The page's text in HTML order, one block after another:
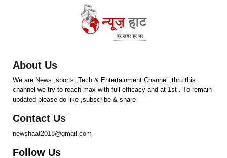
About Us
We are News ,sports ,Tech & Entertainment Channel ,thru this
channel we try to reach max with full efficacy and at 1st . To remain
updated please do like ,subscribe & share
Contact Us
newshaat2018@gmail.com
Follow Us